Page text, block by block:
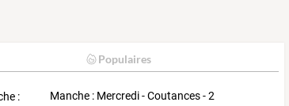
Populaires
Manche : Mercredi - Coutances - 2